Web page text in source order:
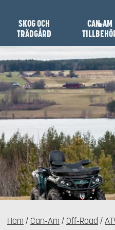
SKOG OCH
TRÄDGÅRD
CAN-AM
Hem / Can-Am / Off-Road /